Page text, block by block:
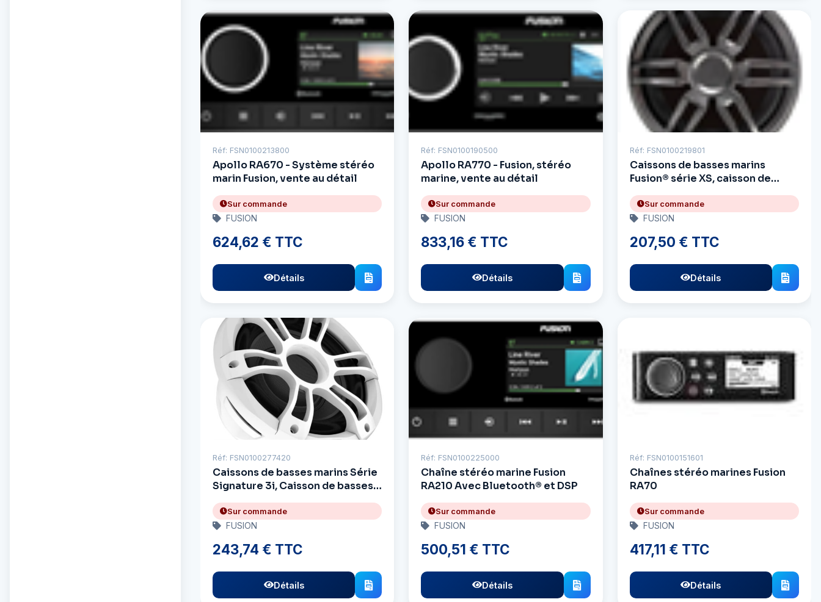
Réf: FSN0100213800
Apollo RA670 - Système stéréo
marin Fusion, vente au détail
Sur commande
FUSION
624,62 € TTC
Détails
Réf: FSN0100190500
Apollo RA770 - Fusion, stéréo
marine, vente au détail
Sur commande
FUSION
833,16 € TTC
Détails
Réf: FSN0100219801
Caissons de basses marins
Fusion® série XS, caisson de
et 600 watts
Sur commande
FUSION
207,50 € TTC
Détails
Réf: FSN0100277420
Caissons de basses marins Série
Signature 3i, Caisson de basses
Sur commande
FUSION
243,74 € TTC
Détails
Réf: FSN0100225000
Chaîne stéréo marine Fusion
RA210 Avec Bluetooth® et DSP
Sur commande
FUSION
500,51 € TTC
Détails
Réf: FSN0100151601
Chaînes stéréo marines Fusion
RA70
Sur commande
FUSION
417,11 € TTC
Détails